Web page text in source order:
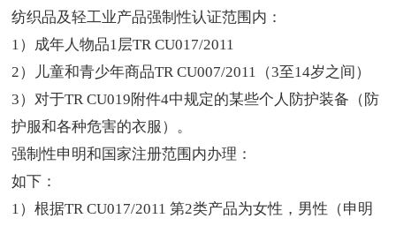
纺织品及轻工业产品强制性认证范围内：
1）成年人物品1层TR CU017/2011
2）儿童和青少年商品TR CU007/2011（3至14岁之间）
3）对于TR CU019附件4中规定的某些个人防护装备（防
护服和各种危害的衣服）。
强制性申明和国家注册范围内办理：
如下：
1）根据TR CU017/2011 第2类产品为女性，男性（申明